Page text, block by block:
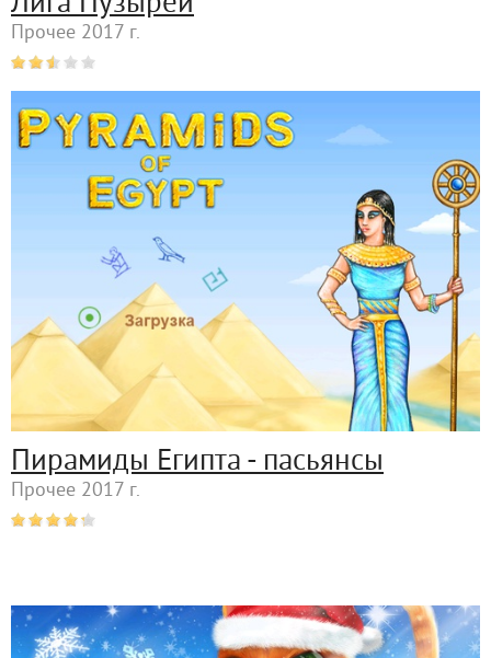
Прочее 2017 г.
Пирамиды Египта - пасьянсы
Прочее 2017 г.